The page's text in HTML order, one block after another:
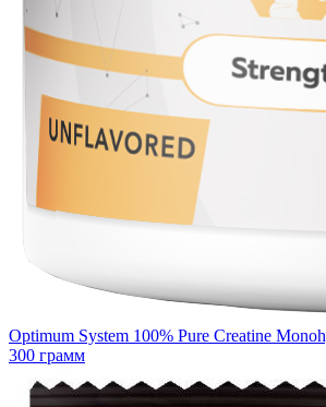
Optimum System 100% Pure Creatine
300 грамм